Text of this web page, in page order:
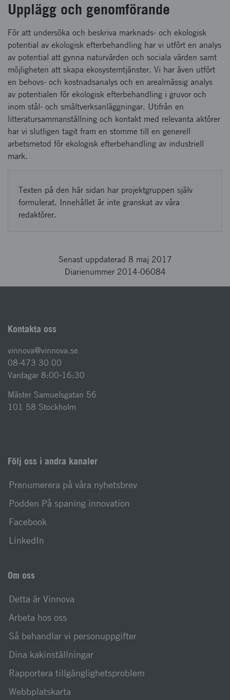
Upplägg och genomförande
För att undersöka och beskriva marknads- och ekologisk
potential av ekologisk efterbehandling har vi utfört en analys
av potential att gynna naturvärden och sociala värden samt
möjligheten att skapa ekosystemtjänster. Vi har även utfört
en behovs- och kostnadsanalys och en arealmässig analys
av potentialen för ekologisk efterbehandling i gruvor och
inom stål- och smältverksanläggningar. Utifrån en
litteratursammanställning och kontakt med relevanta aktörer
har vi slutligen tagit fram en stomme till en generell
arbetsmetod för ekologisk efterbehandling av industriell
mark.
Texten på den här sidan har projektgruppen själv
formulerat. Innehållet är inte granskat av våra
redaktörer.
Senast uppdaterad 8 maj 2017
Diarienummer 2014-06084
Kontakta oss
vinnova@vinnova.se
08-473 30 00
Vardagar 8:00-16:30
Mäster Samuelsgatan 56
101 58 Stockholm
Följ oss i andra kanaler
Prenumerera på våra nyhetsbrev
Podden På spaning innovation
Facebook
LinkedIn
Om oss
Detta är Vinnova
Arbeta hos oss
Så behandlar vi personuppgifter
Dina kakinställningar
Rapportera tillgänglighetsproblem
Webbplatskarta